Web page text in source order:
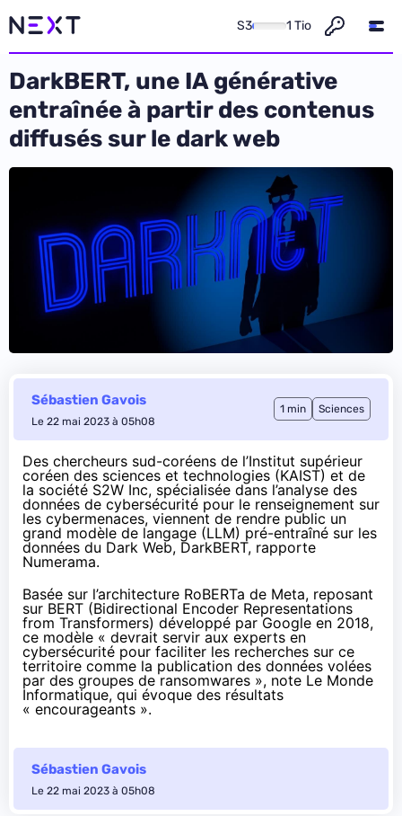
S3 1 Tio
DarkBERT, une IA générative
entraînée à partir des contenus
diffusés sur le dark web
Sébastien Gavois
Le 22 mai 2023 à 05h08
1 min Sciences
Des chercheurs sud-coréens de l’Institut supérieur
coréen des sciences et technologies (KAIST) et de
la société S2W Inc, spécialisée dans l’analyse des
données de cybersécurité pour le renseignement sur
les cybermenaces, viennent de rendre public un
grand modèle de langage (LLM) pré-entraîné sur les
données du Dark Web, DarkBERT, rapporte
Numerama.
Basée sur l’architecture RoBERTa de Meta, reposant
sur BERT (Bidirectional Encoder Representations
from Transformers) développé par Google en 2018,
ce modèle « devrait servir aux experts en
cybersécurité pour faciliter les recherches sur ce
territoire comme la publication des données volées
par des groupes de ransomwares », note Le Monde
Informatique, qui évoque des résultats
« encourageants ».
Sébastien Gavois
Le 22 mai 2023 à 05h08